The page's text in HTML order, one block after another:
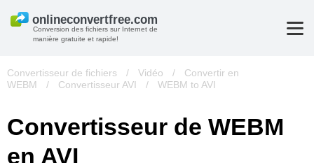
Conversion des fichiers sur Internet de
manière gratuite et rapide!
Convertisseur de fichiers / Vidéo /
Convertir en
WEBM
/ Convertisseur AVI / WEBM to AVI
Convertisseur de WEBM
en AVI